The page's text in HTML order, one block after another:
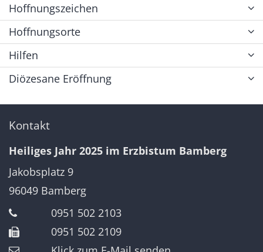
Hoffnungszeichen
Hoffnungsorte
Hilfen
Diözesane Eröffnung
Kontakt
Heiliges Jahr 2025 im Erzbistum Bamberg
Jakobsplatz 9
96049 Bamberg
0951 502 2103
0951 502 2109